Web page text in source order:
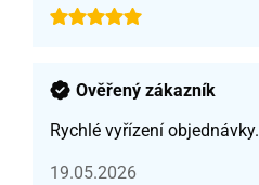
Ověřený zákazník
Rychlé vyřízení objednávky.
19.05.2026